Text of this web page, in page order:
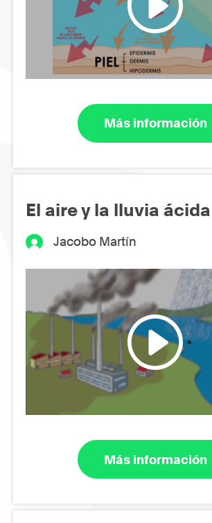
Más información
El aire y la lluvia ácida
Jacobo Martín
Más información